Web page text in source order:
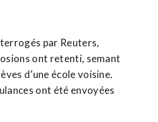
par Reuters,
ont retenti, semant
d’une école voisine.
ont été envoyées